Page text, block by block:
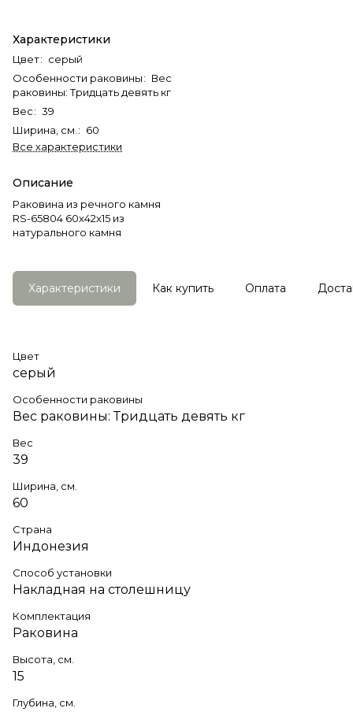
Характеристики
Цвет: серый
Особенности раковины: Вес
раковины: Тридцать девять кг
Вес: 39
Ширина, см. : 60
Все характеристики
Описание
Раковина из речного камня
RS-65804 60х42х15 из
натурального камня
Характеристики Как купить Оплата
Цвет
серый
Особенности раковины
Вес раковины: Тридцать девять кг
Вес
39
Ширина, см.
60
Страна
Индонезия
Способ установки
Накладная на столешницу
Комплектация
Раковина
Высота, см.
15
Глубина, см.